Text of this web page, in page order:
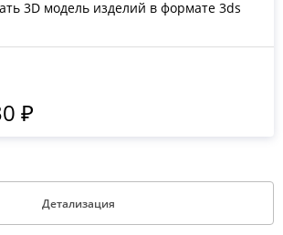
3D модель изделий в формате 3ds
₽
Детализация